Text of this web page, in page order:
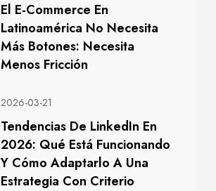
El E-Commerce En
Latinoamérica No Necesita
Más Botones: Necesita
Menos Fricción
2026-03-21
Tendencias De LinkedIn En
2026: Qué Está Funcionando
Y Cómo Adaptarlo A Una
Estrategia Con Criterio